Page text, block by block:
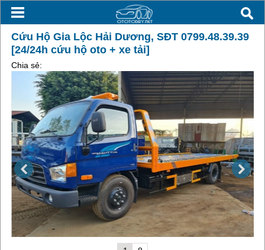
Cứu Hộ Gia Lộc Hải Dương, SĐT 0799.48.39.39
[24/24h cứu hộ oto + xe tải]
Chia sẻ: